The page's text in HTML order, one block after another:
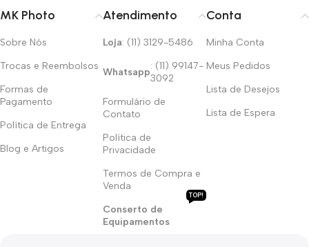
MK Photo
Sobre Nós
Trocas e Reembolsos
Formas de
Pagamento
Política de Entrega
Blog e Artigos
Atendimento
Loja: (11) 3129-5486
Whatsapp
: (11) 99147-
3092
Formulário de
Contato
Política de
Privacidade
Termos de Compra e
Venda
Conserto de
Equipamentos
TOP!
Conta
Minha Conta
Meus Pedidos
Lista de Desejos
Lista de Espera